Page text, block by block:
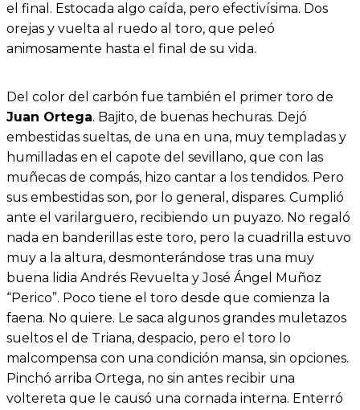
el final. Estocada algo caída, pero efectivísima. Dos
orejas y vuelta al ruedo al toro, que peleó
animosamente hasta el final de su vida.
Del color del carbón fue también el primer toro de
Juan Ortega. Bajito, de buenas hechuras. Dejó
embestidas sueltas, de una en una, muy templadas y
humilladas en el capote del sevillano, que con las
muñecas de compás, hizo cantar a los tendidos. Pero
sus embestidas son, por lo general, dispares. Cumplió
ante el varilarguero, recibiendo un puyazo. No regaló
nada en banderillas este toro, pero la cuadrilla estuvo
muy a la altura, desmonterándose tras una muy
buena lidia Andrés Revuelta y José Ángel Muñoz
“Perico”. Poco tiene el toro desde que comienza la
faena. No quiere. Le saca algunos grandes muletazos
sueltos el de Triana, despacio, pero el toro lo
malcompensa con una condición mansa, sin opciones.
Pinchó arriba Ortega, no sin antes recibir una
voltereta que le causó una cornada interna. Enterró